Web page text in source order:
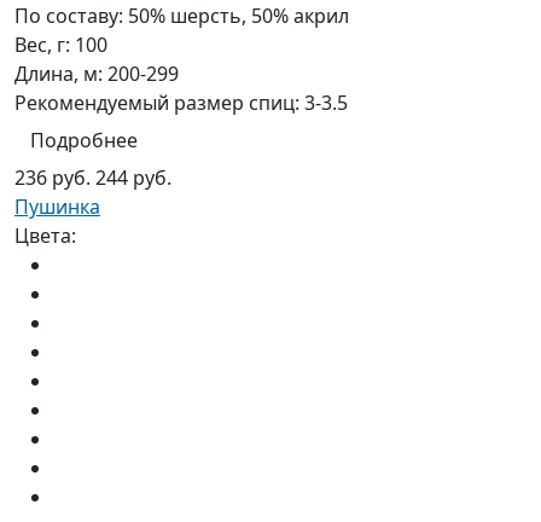
По составу: 50% шерсть, 50% акрил
Вес, г: 100
Длина, м: 200-299
Рекомендуемый размер спиц: 3-3.5
Подробнее
236 руб. 244 руб.
Пушинка
Цвета: